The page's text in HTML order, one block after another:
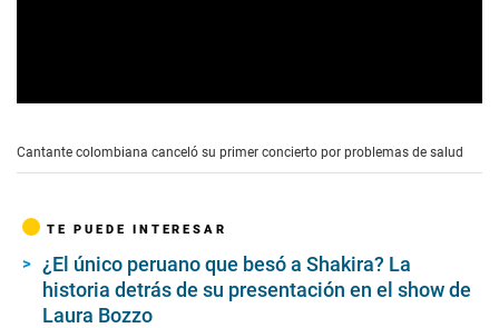
e
d
s
Cantante colombiana canceló su primer concierto por problemas de salud
TE PUEDE INTERESAR
¿El único peruano que besó a Shakira? La
historia detrás de su presentación en el show de
Laura Bozzo